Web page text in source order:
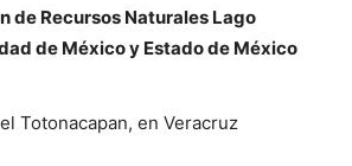
de Recursos Naturales Lago
de México y Estado de México
Totonacapan, en Veracruz